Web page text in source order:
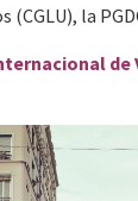
(CGLU), la
de